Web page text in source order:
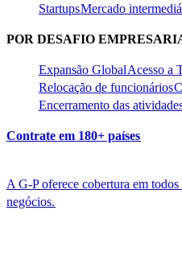
Startups​​Mercado
POR DESAFIO
Expansão Global​​Acesso a
Relocação de funcionários​​
Encerramento das
Contrate em 180+ países​​
A G-P oferece cobertura em
negócios.​​